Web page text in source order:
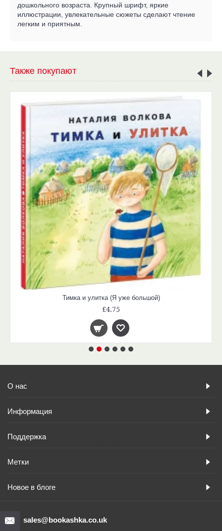
дошкольного возраста. Крупный шрифт, яркие
иллюстрации, увлекательные сюжеты сделают чтение
легким и приятным.
Также покупают
Тимка и улитка (Я уже большой)
£4.75
О нас
Информация
Поддержка
Метки
Новое в блоге
sales@bookashka.co.uk